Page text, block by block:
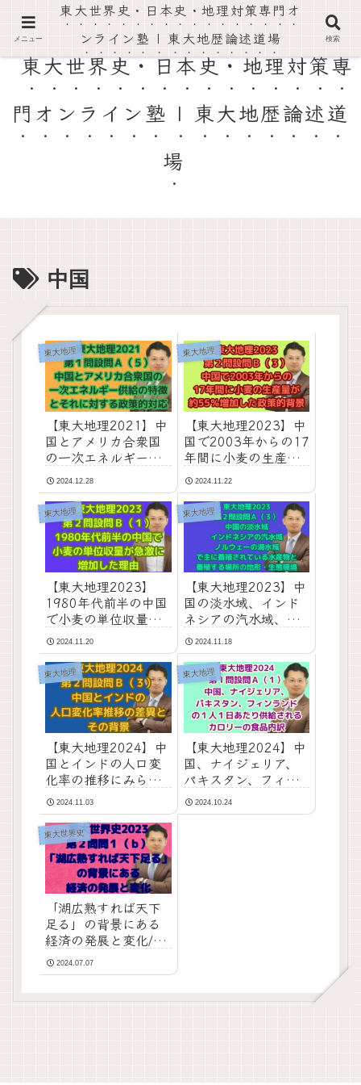
東大世界史・日本史・地理の過去問を徹底解説。論述対策と高得点がとれる勉強法を伝授。
東大世界史・日本史・地理対策専
門オンライン塾 | 東大地歴論述道
場
中国
東大地理
【東大地理2021】中
国とアメリカ合衆国
の一次エネルギー供
給の特徴とそれに対
する政策的対応｜第
１問設問Ａ（５）
2024.12.28
東大地理
【東大地理2023】中
国で2003年からの17
年間に小麦の生産量
が約55％増加した政
策的背景｜第２問設
問Ｂ（３）
2024.11.22
東大地理
【東大地理2023】
1980年代前半の中国
で小麦の単位収量が
増加した理由｜第２
問設問Ｂ（１）
2024.11.20
東大地理
【東大地理2023】中
国の淡水域、インド
ネシアの汽水域、ノ
ルウェーの海水域で
養殖されている代表
的な水産物と養殖が
行われる場所の地
形・生態環境｜第２
問設問Ａ（３）
2024.11.18
東大地理
【東大地理2024】中
国とインドの人口変
化率の推移にみられ
る差異とその背景｜
第２問設問Ｂ（３）
2024.11.03
東大地理
【東大地理2024】中
国、ナイジェリア、
パキスタン、フィン
ランドの食生活の特
徴とカロリー供給源
2024.10.24
東大世界史
「湖広熟すれば天下
足る」の背景にある
経済の発展と変化/東
大世界史2023第２
問・問１(ｂ)
2024.07.07
メニュー
東大世界史・日本史・地理対策専門オ
ンライン塾 | 東大地歴論述道場
検索